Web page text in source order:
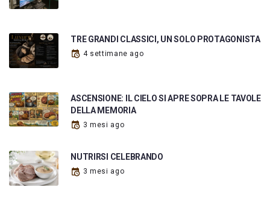
TRE GRANDI CLASSICI, UN SOLO PROTAGONISTA
4 settimane ago
ASCENSIONE: IL CIELO SI APRE SOPRA LE TAVOLE
DELLA MEMORIA
3 mesi ago
NUTRIRSI CELEBRANDO
3 mesi ago